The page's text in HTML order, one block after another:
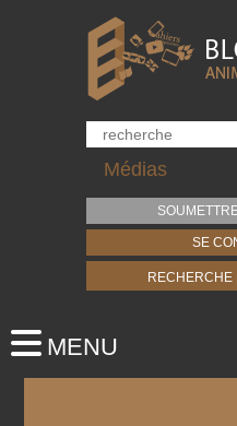
Médias
SE
RECHERCHE